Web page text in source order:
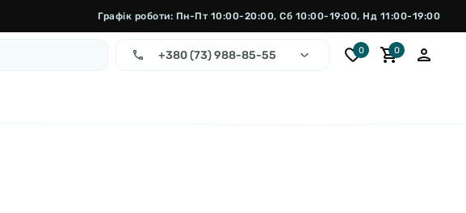
Графік роботи: Пн-Пт 10:00-20:00, Сб 10:00-19:00, Нд 11:00-19:00
+380 (73) 988-85-55 0 0